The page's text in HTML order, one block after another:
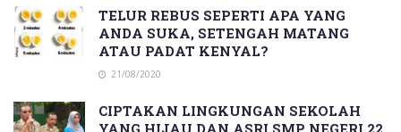
TELUR REBUS SEPERTI APA YANG
ANDA SUKA, SETENGAH MATANG
ATAU PADAT KENYAL?
21/08/2020
CIPTAKAN LINGKUNGAN SEKOLAH